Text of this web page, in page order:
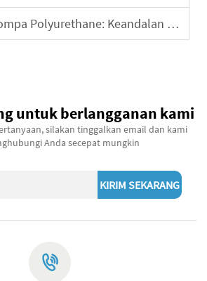
Polyurethane: Keandalan Jangka Panjang dan Umur Pakai
untuk berlangganan kami
silakan tinggalkan email dan kami
Anda secepat mungkin
KIRIM SEKARANG